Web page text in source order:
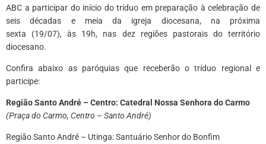
ABC a participar do início do tríduo em preparação à celebração de
seis décadas e meia da igreja diocesana, na próxima
sexta (19/07), às 19h, nas dez regiões pastorais do território
diocesano.
Confira abaixo as paróquias que receberão o tríduo regional e
participe:
Região Santo André – Centro: Catedral Nossa Senhora do Carmo
(Praça do Carmo, Centro – Santo André)
Região Santo André – Utinga:Santuário Senhor do Bonfim